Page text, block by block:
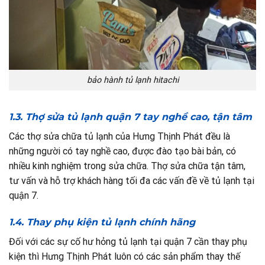
bảo hành tủ lạnh hitachi
1.3. Thợ sửa tủ lạnh quận 7 tay nghề cao, tận tâm
Các thợ sửa chữa tủ lạnh của Hưng Thịnh Phát đều là
những người có tay nghề cao, được đào tạo bài bản, có
nhiều kinh nghiệm trong sửa chữa. Thợ sửa chữa tận tâm,
tư vấn và hỗ trợ khách hàng tối đa các vấn đề về tủ lạnh tại
quận 7.
1.4. Thay phụ kiện tủ lạnh chính hãng
Đối với các sự cố hư hỏng tủ lạnh tại quận 7 cần thay phụ
kiện thì Hưng Thịnh Phát luôn có các sản phẩm thay thế